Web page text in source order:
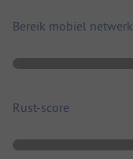
Bereik mobiel netwerk
Rust-score